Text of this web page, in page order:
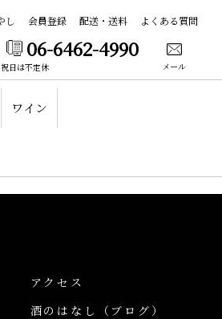
し 会員登録 配送・送料 よくある質問
日は不定休
06-6462-4990
メール
ワイン
アクセス
酒のはなし
（ブログ）